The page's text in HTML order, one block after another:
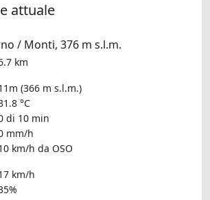
attuale
/ Monti, 376 m s.l.m.
km
(366 m s.l.m.)
°C
di 10 min
mm/h
km/h da OSO
km/h